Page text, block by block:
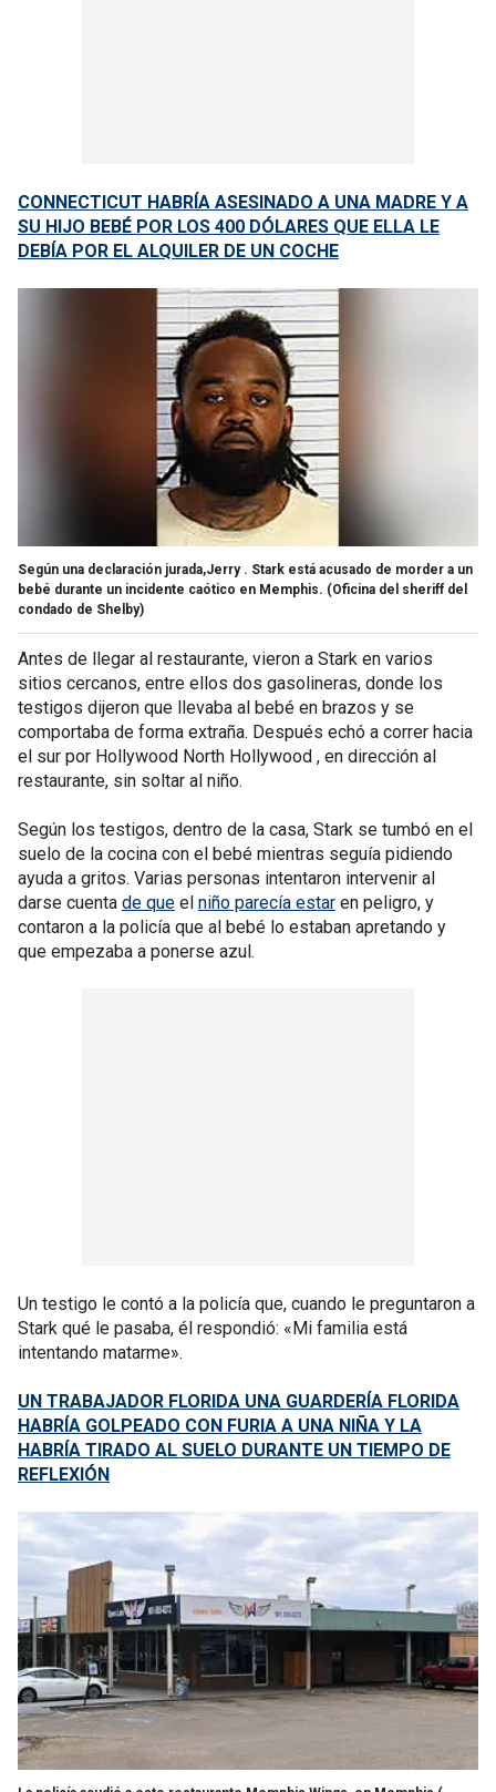
CONNECTICUT HABRÍA ASESINADO A UNA MADRE Y A
SU HIJO BEBÉ POR LOS 400 DÓLARES QUE ELLA LE
DEBÍA POR EL ALQUILER DE UN COCHE
Según una declaración jurada,Jerry . Stark está acusado de morder a un
bebé durante un incidente caótico en Memphis. (Oficina del sheriff del
condado de Shelby)
Antes de llegar al restaurante, vieron a Stark en varios
sitios cercanos, entre ellos dos gasolineras, donde los
testigos dijeron que llevaba al bebé en brazos y se
comportaba de forma extraña. Después echó a correr hacia
el sur por Hollywood North Hollywood , en dirección al
restaurante, sin soltar al niño.
Según los testigos, dentro de la casa, Stark se tumbó en el
suelo de la cocina con el bebé mientras seguía pidiendo
ayuda a gritos. Varias personas intentaron intervenir al
darse cuenta de que el niño parecía estar en peligro, y
contaron a la policía que al bebé lo estaban apretando y
que empezaba a ponerse azul.
Un testigo le contó a la policía que, cuando le preguntaron a
Stark qué le pasaba, él respondió: «Mi familia está
intentando matarme».
UN TRABAJADOR FLORIDA UNA GUARDERÍA FLORIDA
HABRÍA GOLPEADO CON FURIA A UNA NIÑA Y LA
HABRÍA TIRADO AL SUELO DURANTE UN TIEMPO DE
REFLEXIÓN